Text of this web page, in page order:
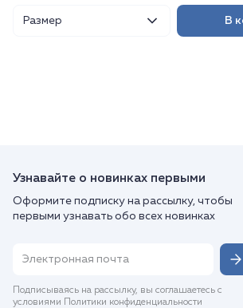
Размер В
Узнавайте о новинках первыми
Оформите подписку на рассылку, чтобы
первыми узнавать обо всех новинках
Подписываясь на рассылку, вы соглашаетесь с
условиями Политики конфиденциальности